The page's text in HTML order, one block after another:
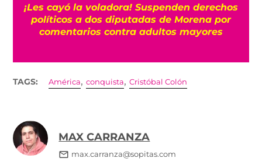
¡Les cayó la voladora! Suspenden derechos
políticos a dos diputadas de Morena por
comentarios contra adultos mayores
TAGS: América,conquista,Cristóbal Colón
MAX CARRANZA
max.carranza@sopitas.com